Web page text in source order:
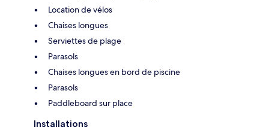
Location de vélos
Chaises longues
Serviettes de plage
Parasols
Chaises longues en bord de piscine
Parasols
Paddleboard sur place
Installations